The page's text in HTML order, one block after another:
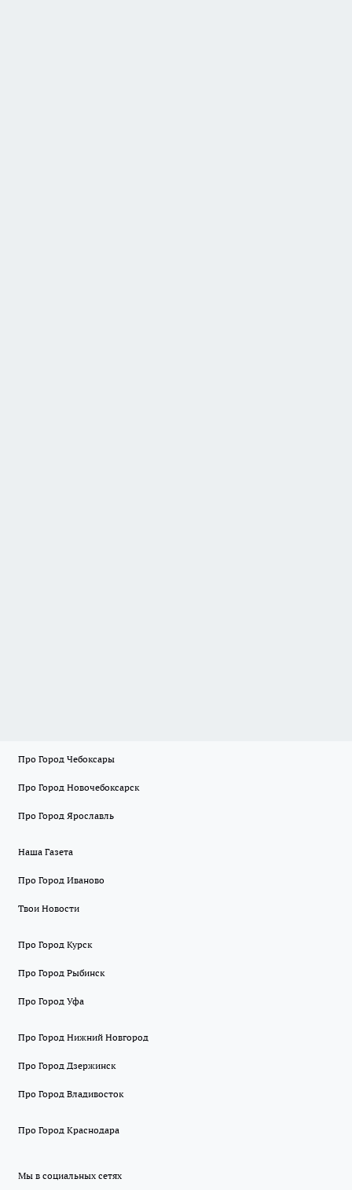
Про Город Чебоксары
Про Город Новочебоксарск
Про Город Ярославль
Наша Газета
Про Город Иваново
Твои Новости
Про Город Курск
Про Город Рыбинск
Про Город Уфа
Про Город Нижний Новгород
Про Город Дзержинск
Про Город Владивосток
Про Город Краснодара
Мы в социальных сетях